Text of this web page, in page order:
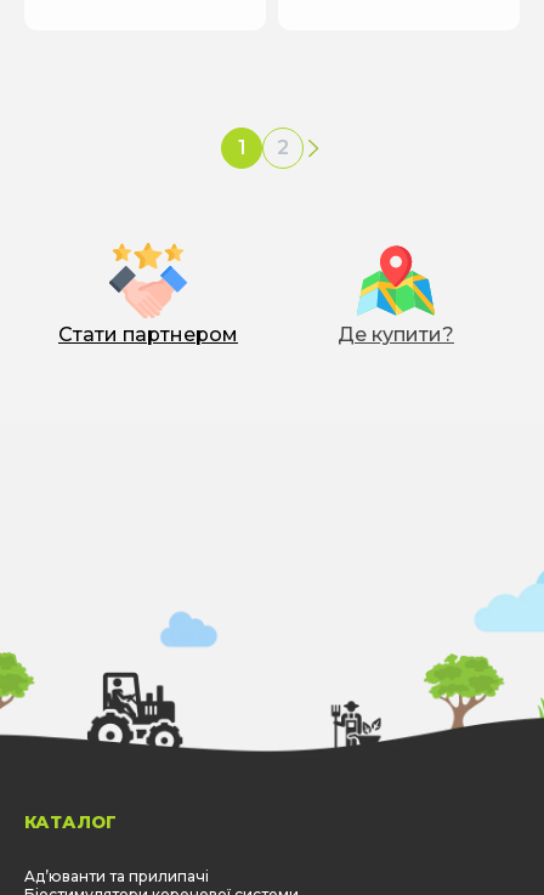
1 2
Стати партнером Де купити?
КАТАЛОГ
Aд’юванти та прилипачі